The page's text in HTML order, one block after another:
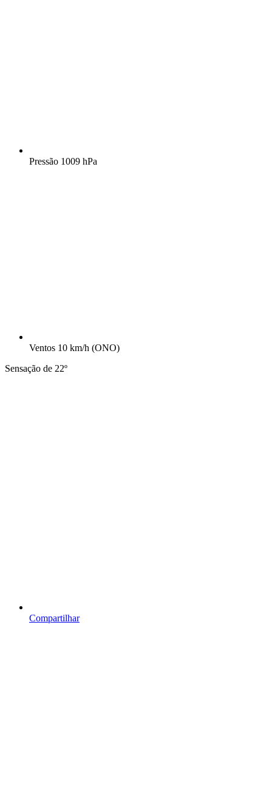
Pressão 1009 hPa
Ventos 10 km/h (ONO)
Sensação de 22º
Compartilhar